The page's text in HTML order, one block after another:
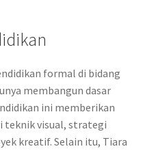
formal di bidang
membangun dasar
ini memberikan
teknik visual, strategi
kreatif. Selain itu, Tiara